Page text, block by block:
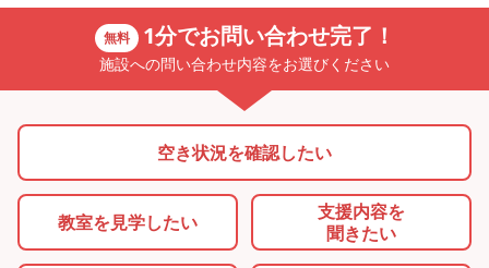
無料 1分でお問い合わせ完了！
施設への問い合わせ内容をお選びください
空き状況を確認したい
教室を見学したい
支援内容を
聞きたい